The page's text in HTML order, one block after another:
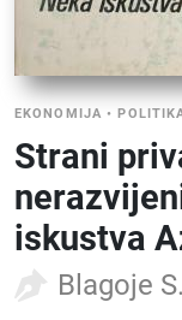
EKONOMIJA •
Strani
iskustva
Blagoje